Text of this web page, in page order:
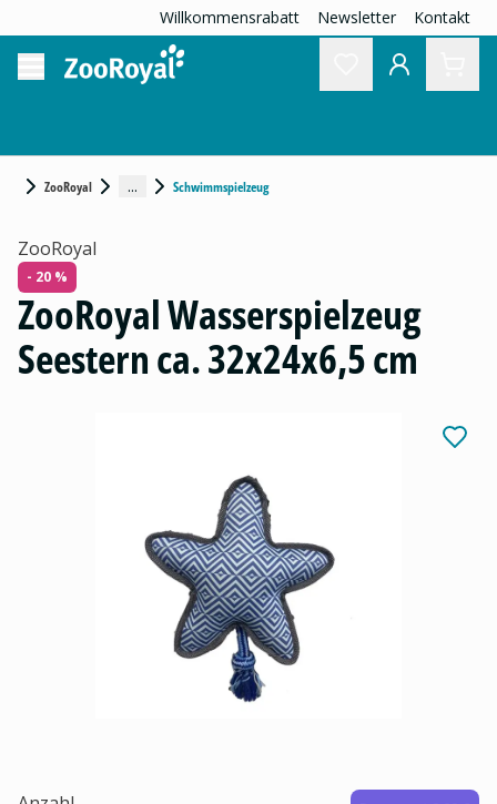
Willkommensrabatt Newsletter Kontakt
ZooRoyal ... Schwimmspielzeug
ZooRoyal
- 20 %
ZooRoyal Wasserspielzeug
Seestern ca. 32x24x6,5 cm